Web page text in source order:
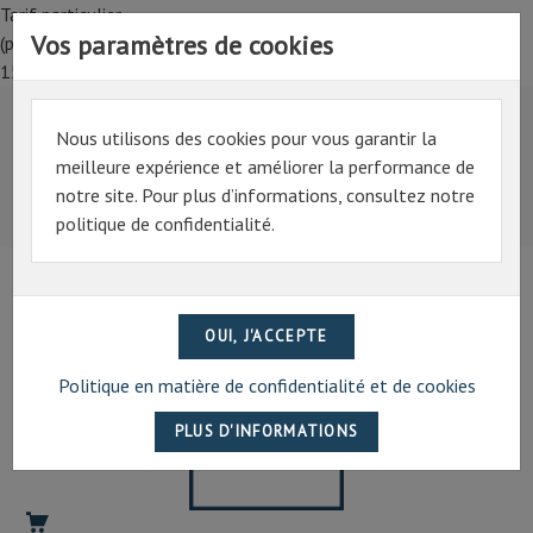
Tarif particulier,
(professionnel, connectez-vous pour bénéficier de la remise de
15%)
Tarif particulier,
(professionnel, connectez-vous pour bénéficier de la
remise de 15%)
07 69 94 13 47
Vos paramètres de cookies
Nous utilisons des cookies pour vous garantir la
meilleure expérience et améliorer la performance de
notre site. Pour plus d’informations, consultez notre
politique de confidentialité.
Politique en matière de confidentialité et de cookies